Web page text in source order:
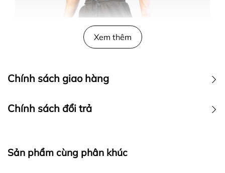
Xem thêm
Chính sách giao hàng
Wolf Active
Chính sách đổi trả
1. Điều kiện đổi trả
Sản phẩm cùng phân khúc